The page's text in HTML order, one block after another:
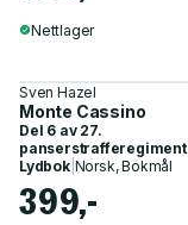
Nettlager
Sven Hazel
Monte Cassino
Del 6 av 27.
panserstrafferegiment
Lydbok| Norsk, Bokmål
399,-